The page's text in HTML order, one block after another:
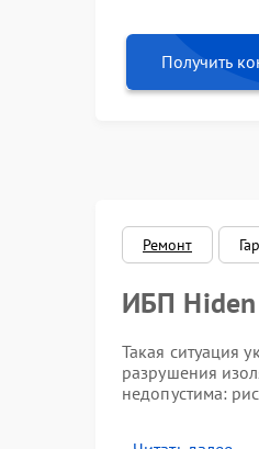
Получить
Ремонт
ИБП Hiden
Такая ситуация
разрушения
недопустима: